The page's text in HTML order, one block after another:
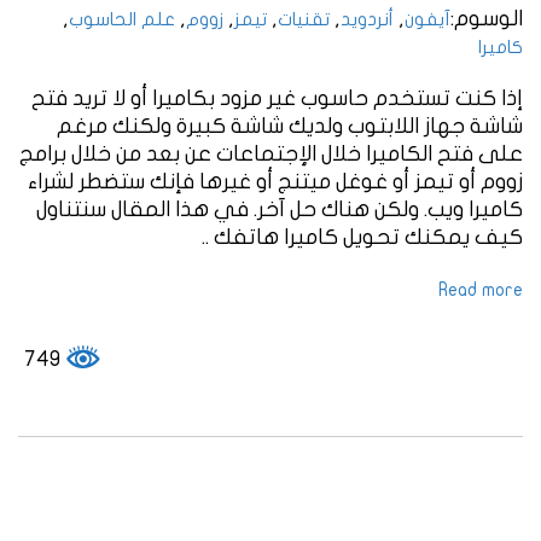
الوسوم: آيفون, أنردويد, تقنيات, تيمز, زووم , علم الحاسوب,
كاميرا
إذا كنت تستخدم حاسوب غير مزود بكاميرا أو لا تريد فتح
شاشة جهاز اللابتوب ولديك شاشة كبيرة ولكنك مرغم
على فتح الكاميرا خلال الإجتماعات عن بعد من خلال برامج
زووم أو تيمز أو غوغل ميتنج أو غيرها فإنك ستضطر لشراء
كاميرا ويب. ولكن هناك حل آخر. في هذا المقال سنتناول
كيف يمكنك تحويل كاميرا هاتفك ..
Read more